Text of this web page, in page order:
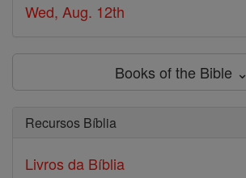
Wed, Aug. 12th
Books of the Bible ⌄
Recursos Bíblia
Livros da Bíblia